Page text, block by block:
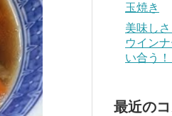
玉焼き
美味し
ウイン
い合う
最近の